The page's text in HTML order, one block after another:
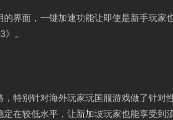
界面，一键加速功能让即使是新手玩家
。
特别针对海外玩家玩国服游戏做了针对
定在较低水平，让新加坡玩家也能享受到